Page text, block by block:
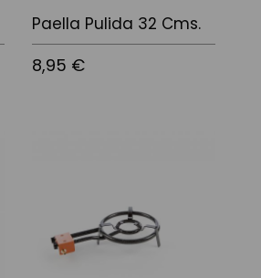
Paella Pulida 32 Cms.
8,95 €